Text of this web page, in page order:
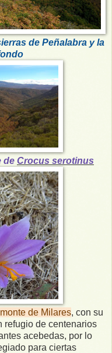
de Peñalabra y la
de Crocus serotinus
monte de Milares, con su
refugio de centenarios
acebedas, por lo
para ciertas